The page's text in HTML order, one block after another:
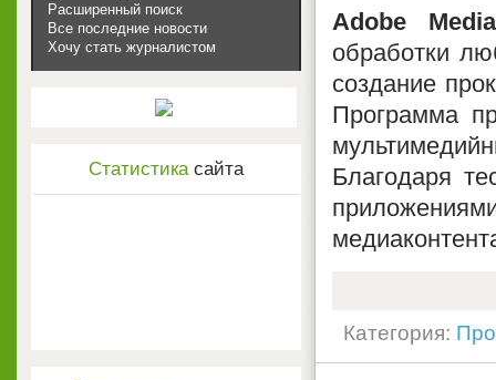
Adobe
обработки
создание
Программа
Благодаря
Категория:
Расширенный поиск
Все последние новости
Хочу стать журналистом
Статистикасайта